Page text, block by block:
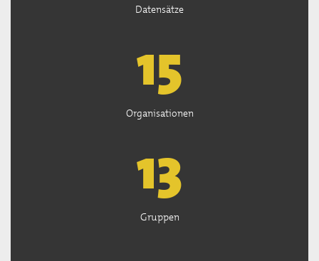
Datensätze
15
Organisationen
13
Gruppen